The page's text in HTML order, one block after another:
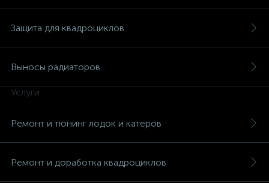
Защита для квадроциклов
Выносы радиаторов
Услуги
Ремонт и тюнинг лодок и катеров
Ремонт и доработка квадроциклов